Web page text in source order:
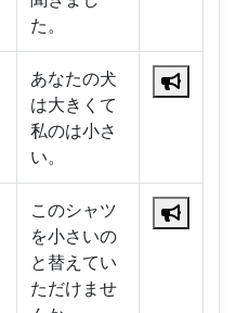
た。
あなたの犬
は大きくて
私のは小さ
い。
このシャツ
を小さいの
と替えてい
ただけませ